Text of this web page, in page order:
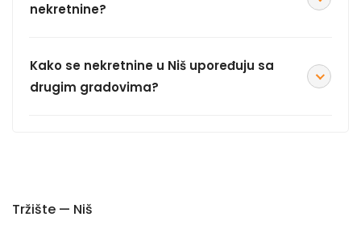
nekretnine?
Kako se nekretnine u Niš upoređuju sa
drugim gradovima?
Tržište — Niš